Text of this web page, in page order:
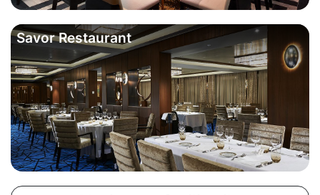
Savor Restaurant